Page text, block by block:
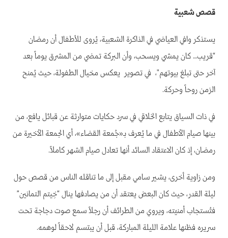
قصص شعبية
يستذكر وافي العياضي في الذاكرة الشعبية، يُروى للأطفال أن رمضان
“قريب… كان يمشي ويسحب، وأن البركة تمضي من المشرق يوماً بعد
آخر حتى تبلغ بيوتهم"، في تصوير يعكس مخيال الطفولة، حيث يُمنح
الزمن روحاً وحركة.
في ذات السياق يتابع الخلاقي في سرد حكايات متوارثة عن قبائل يافع، من
بينها صيام الأطفال في ما يُعرف بـ«جُمعة القضاء»، أي الجمعة الأخيرة من
رمضان، إذ كان الاعتقاد السائد أنها تعادل صيام الشهر كاملاً.
ومن زاوية أخرى، يشير سامي مقبل إلى ما تناقله الناس من قصص حول
ليلة القدر، حيث كان البعض يعتقد أن من يصادفها ينال “خِيتم التمانين”
فتُستجاب أمنيته، ويروي من الطرائف أن رجلاً سمع صوت دجاجة تحت
سريره فظنها علامة الليلة المباركة، قبل أن يبتسم لاحقاً لوهمه.